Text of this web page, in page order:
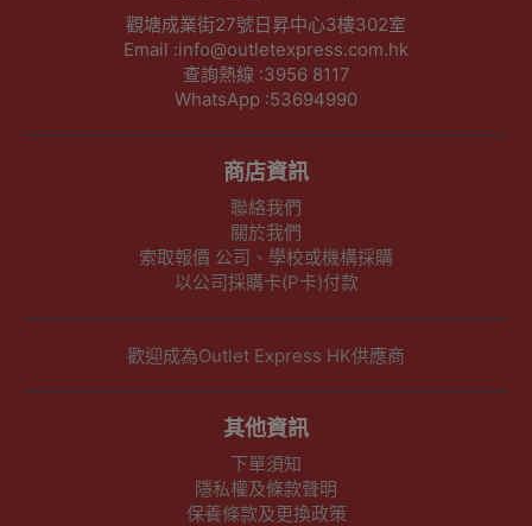
觀塘成業街27號日昇中心3樓302室
Email :info@outletexpress.com.hk
查詢熱線 :3956 8117
WhatsApp :53694990
商店資訊
聯絡我們
關於我們
索取報價 公司、學校或機構採購
以公司採購卡(P卡)付款
歡迎成為Outlet Express HK供應商
其他資訊
下單須知
隱私權及條款聲明
保養條款及更換政策